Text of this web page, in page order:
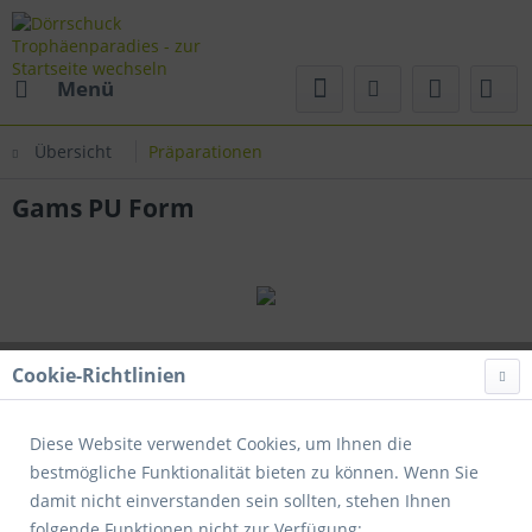
Menü
Übersicht Präparationen
Gams PU Form
Cookie-Richtlinien
Diese Website verwendet Cookies, um Ihnen die
bestmögliche Funktionalität bieten zu können. Wenn Sie
damit nicht einverstanden sein sollten, stehen Ihnen